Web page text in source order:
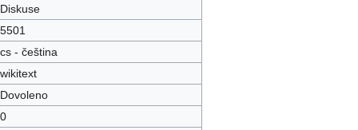
Diskuse
5501
cs - čeština
wikitext
Dovoleno
0